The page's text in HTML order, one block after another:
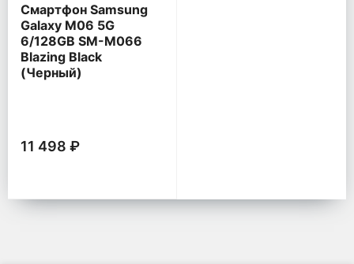
Смартфон Samsung
Galaxy M06 5G
6/128GB SM-M066
Blazing Black
(Черный)
11 498 ₽